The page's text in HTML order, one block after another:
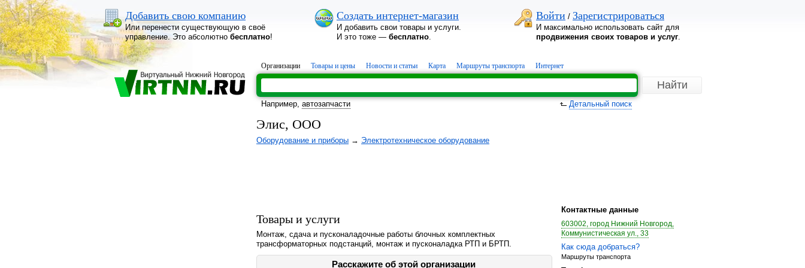
Добавить свою компанию
Или перенести существующую в своё
управление. Это абсолютно бесплатно!
Создать интернет-магазин
И добавить свои товары и услуги.
И это тоже — бесплатно.
Войти / Зарегистрироваться
И максимально использовать сайт для
продвижения своих товаров и услуг.
Организации Товары и цены Новости и статьи Карта Маршруты транспорта Интернет
Например, автозапчасти Детальный поиск
Элис, ООО
Оборудование и приборы → Электротехническое оборудование
Товары и услуги
Монтаж, сдача и пусконаладочные работы блочных комплектных
трансформаторных подстанций, монтаж и пусконаладка РТП и БРТП.
Расскажите об этой организации
Контактные данные
603002, город Нижний Новгород,
Коммунистическая ул., 33
Как сюда добраться?
Маршруты транспорта